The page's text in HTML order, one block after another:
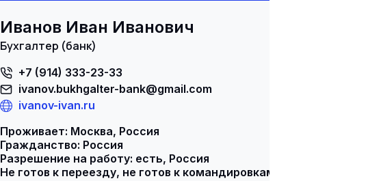
Иванов Иван Иванович
бухгалтер (банк)
+7 (914) 333-23-33
ivanov.bukhgalter-bank@gmail.com
ivanov-ivan.ru
Проживает: Москва, Россия
Гражданство: Россия
Разрешение на работу: есть, Россия
Не готов к переезду, не готов к командировкам